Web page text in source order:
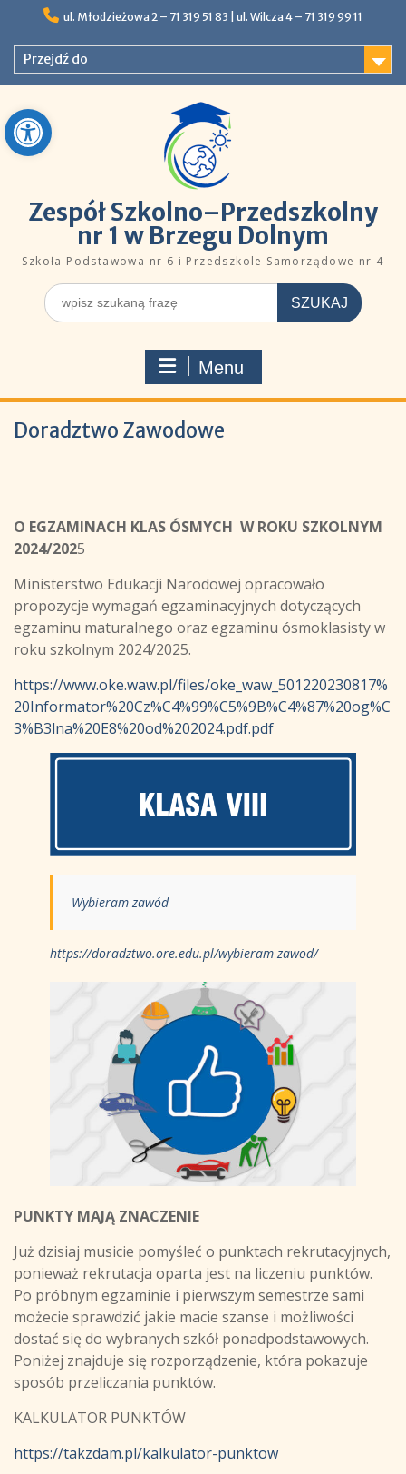
Open toolbar
content
ul. Młodzieżowa 2 – 71 319 51 83 |ㅤㅤ​​ ​ul. Wilcza 4 – 71 319 99 11
Przejdź do
Zespół Szkolno–Przedszkolny
nr 1 w Brzegu Dolnym
Szkoła Podstawowa nr 6 i Przedszkole Samorządowe nr 4
Szukaj
dla:
Menu
Doradztwo Zawodowe
O EGZAMINACH KLAS ÓSMYCH W ROKU SZKOLNYM
2024/2025
Ministerstwo Edukacji Narodowej opracowało
propozycje wymagań egzaminacyjnych dotyczących
egzaminu maturalnego oraz egzaminu ósmoklasisty w
roku szkolnym 2024/2025.
https://www.oke.waw.pl/files/oke_waw_501220230817%
20Informator%20Cz%C4%99%C5%9B%C4%87%20og%C
3%B3lna%20E8%20od%202024.pdf.pdf
Wybieram zawód
https://doradztwo.ore.edu.pl/wybieram-zawod/
PUNKTY MAJĄ ZNACZENIE
Już dzisiaj musicie pomyśleć o punktach rekrutacyjnych,
ponieważ rekrutacja oparta jest na liczeniu punktów.
Po próbnym egzaminie i pierwszym semestrze sami
możecie sprawdzić jakie macie szanse i możliwości
dostać się do wybranych szkół ponadpodstawowych.
Poniżej znajduje się rozporządzenie, która pokazuje
sposób przeliczania punktów.
KALKULATOR PUNKTÓW
https://takzdam.pl/kalkulator-punktow